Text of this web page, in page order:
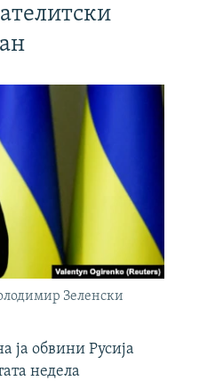
Зеленски
ја обвини Русија
недела